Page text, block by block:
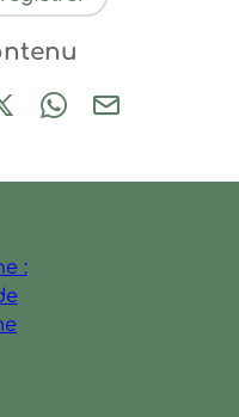
sur Facebook
Partager sur X / Twitter
Partager sur
Partager par